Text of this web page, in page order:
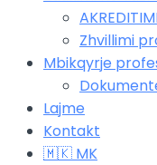
Zhvillimi
Mbikqyrje
Lajme
Kontakt
🇲🇰 MK